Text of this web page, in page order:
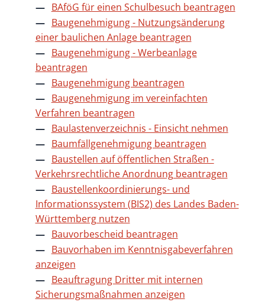
BAföG für einen Schulbesuch beantragen
Baugenehmigung - Nutzungsänderung
einer baulichen Anlage beantragen
Baugenehmigung - Werbeanlage
beantragen
Baugenehmigung beantragen
Baugenehmigung im vereinfachten
Verfahren beantragen
Baulastenverzeichnis - Einsicht nehmen
Baumfällgenehmigung beantragen
Baustellen auf öffentlichen Straßen -
Verkehrsrechtliche Anordnung beantragen
Baustellenkoordinierungs- und
Informationssystem (BIS2) des Landes Baden-
Württemberg nutzen
Bauvorbescheid beantragen
Bauvorhaben im Kenntnisgabeverfahren
anzeigen
Beauftragung Dritter mit internen
Sicherungsmaßnahmen anzeigen